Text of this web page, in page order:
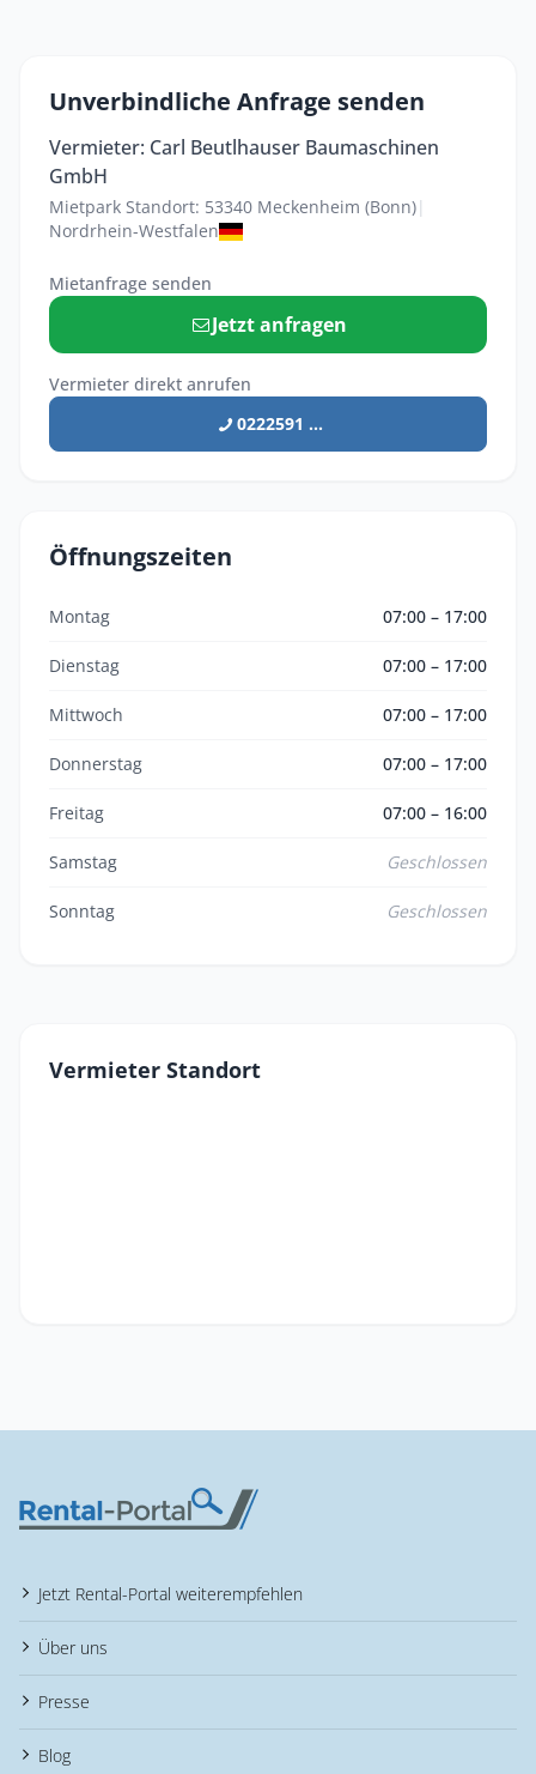
Unverbindliche Anfrage senden
Vermieter: Carl Beutlhauser Baumaschinen
GmbH
Mietpark Standort: 53340 Meckenheim (Bonn)|
Nordrhein-Westfalen
Mietanfrage senden
Jetzt anfragen
Vermieter direkt anrufen
0222591 ...
Öffnungszeiten
Montag 07:00 – 17:00
Dienstag 07:00 – 17:00
Mittwoch 07:00 – 17:00
Donnerstag 07:00 – 17:00
Freitag 07:00 – 16:00
Samstag Geschlossen
Sonntag Geschlossen
Vermieter Standort
Jetzt Rental-Portal weiterempfehlen
Über uns
Presse
Blog